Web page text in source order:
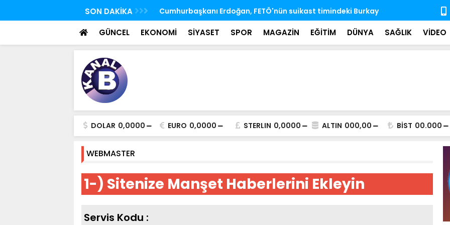
SON DAKİKA
FETÖ'nün suikast timindeki Burkay
TBMM Genel Kurulu'nda ihtisas komisyonlarındaki boş üyeliklere
seçim yapıldı
MSB:
almaya
GÜNCEL EKONOMİ SİYASET SPOR MAGAZİN EĞİTİM DÜNYA SAĞLIK VİDEO
DOLAR 0,0000 EURO 0,0000 STERLIN 0,0000 ALTIN 000,00 BİST 00.000
WEBMASTER
1-) Sitenize Manşet Haberlerini Ekleyin
Servis Kodu :